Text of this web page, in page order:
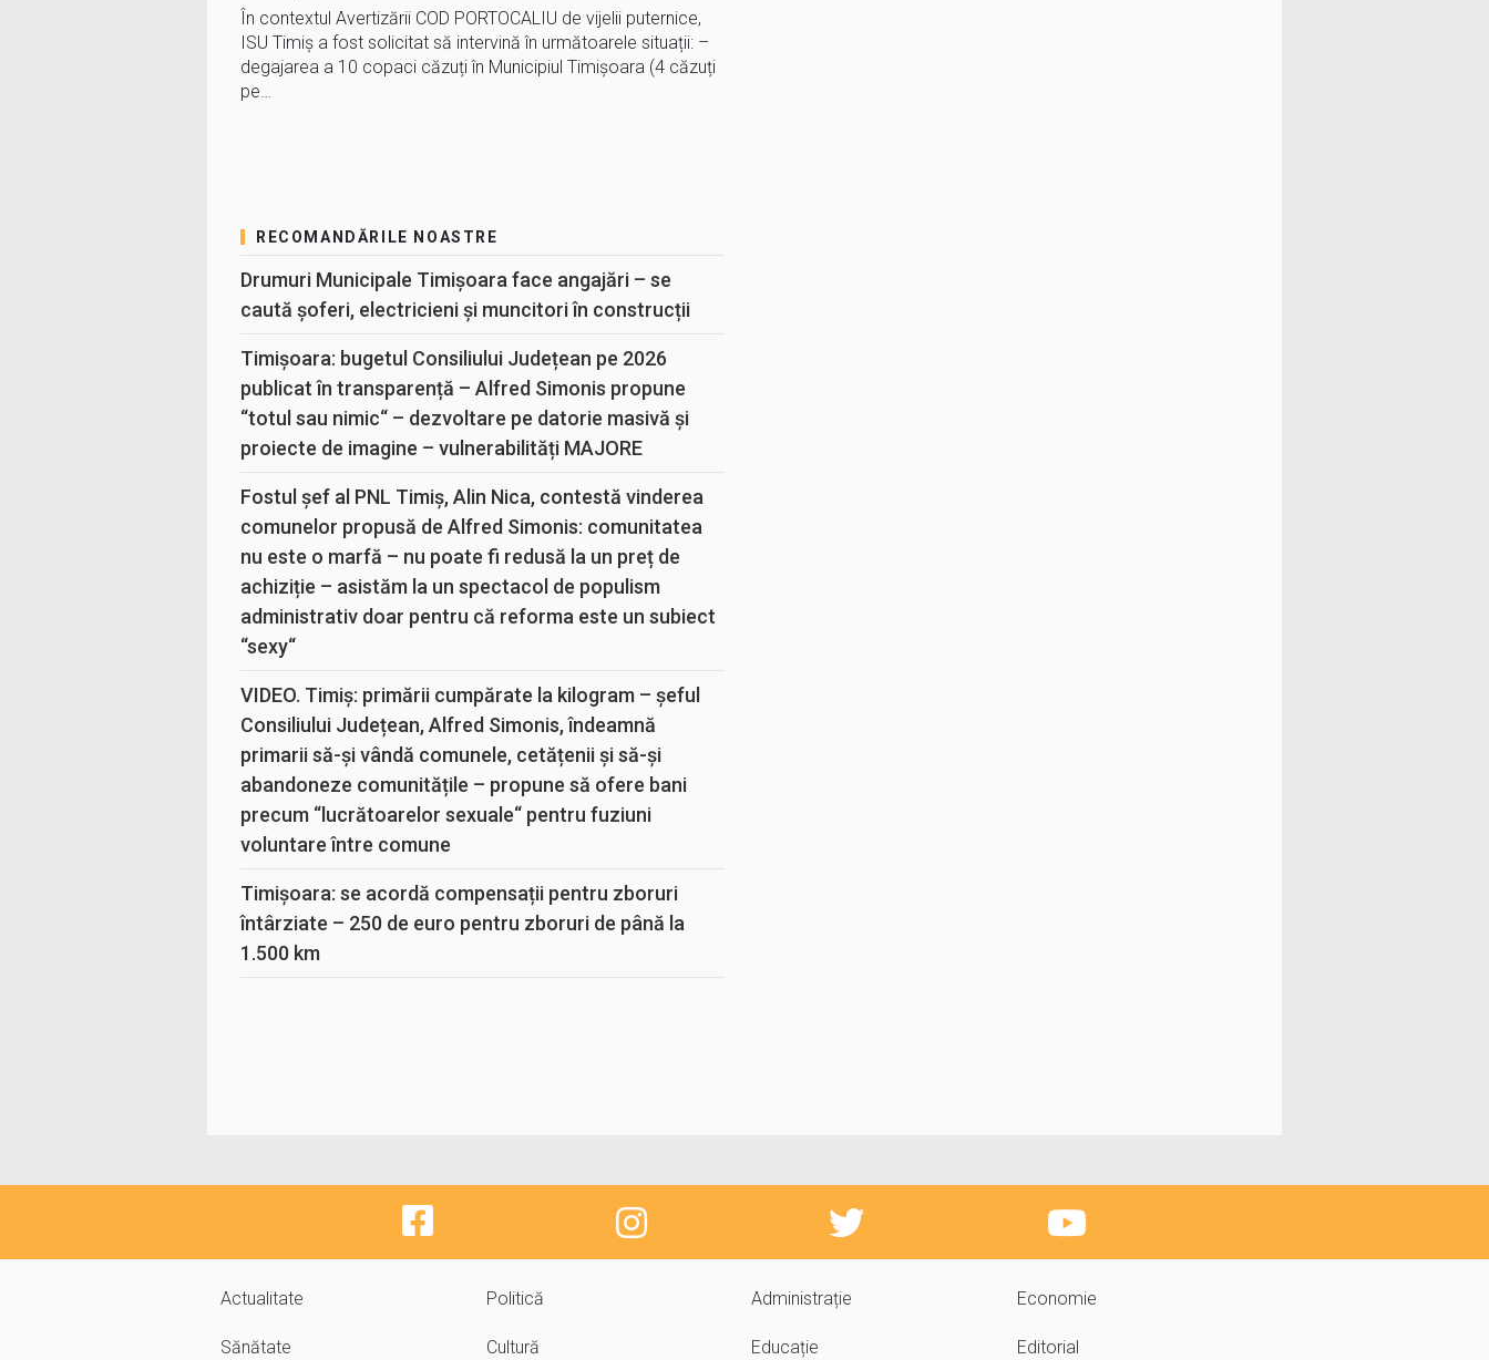
În contextul Avertizării COD PORTOCALIU de vijelii puternice,
ISU Timiș a fost solicitat să intervină în următoarele situații: –
degajarea a 10 copaci căzuți în Municipiul Timișoara (4 căzuți
pe…
RECOMANDĂRILE NOASTRE
Drumuri Municipale Timișoara face angajări – se
caută șoferi, electricieni și muncitori în construcții
Timișoara: bugetul Consiliului Județean pe 2026
publicat în transparență – Alfred Simonis propune
“totul sau nimic“ – dezvoltare pe datorie masivă și
proiecte de imagine – vulnerabilități MAJORE
Fostul șef al PNL Timiș, Alin Nica, contestă vinderea
comunelor propusă de Alfred Simonis: comunitatea
nu este o marfă – nu poate fi redusă la un preț de
achiziție – asistăm la un spectacol de populism
administrativ doar pentru că reforma este un subiect
“sexy“
VIDEO. Timiș: primării cumpărate la kilogram – șeful
Consiliului Județean, Alfred Simonis, îndeamnă
primarii să-și vândă comunele, cetățenii și să-și
abandoneze comunitățile – propune să ofere bani
precum “lucrătoarelor sexuale“ pentru fuziuni
voluntare între comune
Timișoara: se acordă compensații pentru zboruri
întârziate – 250 de euro pentru zboruri de până la
1.500 km
Actualitate Politică Administrație Economie
Sănătate Cultură Educație Editorial